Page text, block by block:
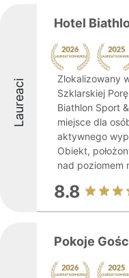
Laureaci
Hotel
Zlokalizowany
Szklarskiej
Biathlon Sport
miejsce dla
aktywnego
Obiekt,
nad poziomem
8.8
Pokoje